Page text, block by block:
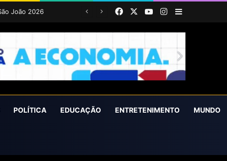
FacebookYouTubeInstagram
Barra
POLÍTICA EDUCAÇÃO ENTRETENIMENTO MUNDO